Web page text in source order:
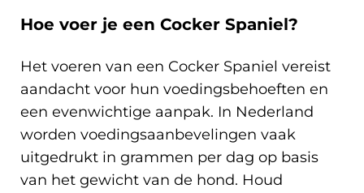
Hoe voer je een Cocker Spaniel?
Het voeren van een Cocker Spaniel vereist
aandacht voor hun voedingsbehoeften en
een evenwichtige aanpak. In Nederland
worden voedingsaanbevelingen vaak
uitgedrukt in grammen per dag op basis
van het gewicht van de hond. Houd